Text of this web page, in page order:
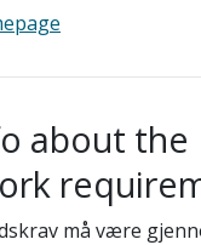
about the
må være